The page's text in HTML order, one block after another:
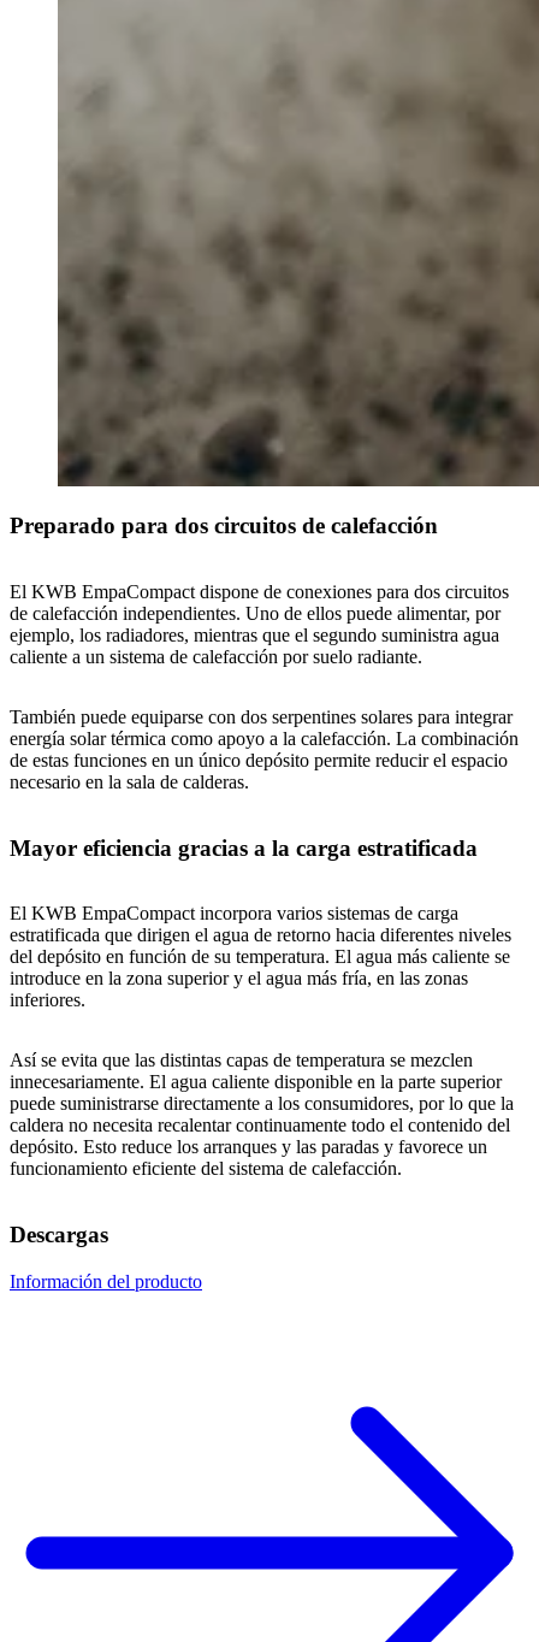
Preparado para dos circuitos de calefacción
El KWB EmpaCompact dispone de conexiones para dos circuitos
de calefacción independientes. Uno de ellos puede alimentar, por
ejemplo, los radiadores, mientras que el segundo suministra agua
caliente a un sistema de calefacción por suelo radiante.
También puede equiparse con dos serpentines solares para integrar
energía solar térmica como apoyo a la calefacción. La combinación
de estas funciones en un único depósito permite reducir el espacio
necesario en la sala de calderas.
Mayor eficiencia gracias a la carga estratificada
El KWB EmpaCompact incorpora varios sistemas de carga
estratificada que dirigen el agua de retorno hacia diferentes niveles
del depósito en función de su temperatura. El agua más caliente se
introduce en la zona superior y el agua más fría, en las zonas
inferiores.
Así se evita que las distintas capas de temperatura se mezclen
innecesariamente. El agua caliente disponible en la parte superior
puede suministrarse directamente a los consumidores, por lo que la
caldera no necesita recalentar continuamente todo el contenido del
depósito. Esto reduce los arranques y las paradas y favorece un
funcionamiento eficiente del sistema de calefacción.
Descargas
Información del producto